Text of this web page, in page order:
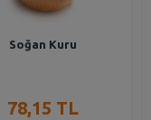
Soğan Kuru
78,15 TL